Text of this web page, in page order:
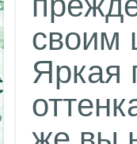
своим
Яркая